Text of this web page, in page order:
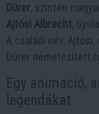
Dürer, szintén
Ajtósi Albrecht,
A családi név, Ajtósi,
Dürer németesített
Egy animáció,
legendákat